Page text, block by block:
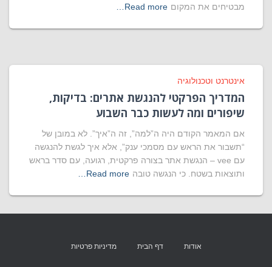
מבטיחים את המקום Read more…
אינטרנט וטכנולוגיה
המדריך הפרקטי להנגשת אתרים: בדיקות,
שיפורים ומה לעשות כבר השבוע
אם המאמר הקודם היה ה”למה”, זה ה”איך”. לא במובן של
“תשבור את הראש עם מסמכי ענק”, אלא איך לגשת להנגשה
עם vee – הנגשת אתר בצורה פרקטית, רגועה, עם סדר בראש
ותוצאות בשטח. כי הנגשה טובה Read more…
אודות דף הבית מדיניות פרטיות